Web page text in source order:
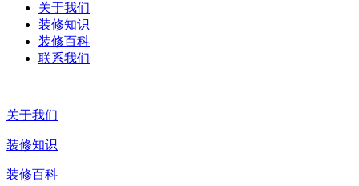
关于我们
装修知识
装修百科
联系我们
关于我们
装修知识
装修百科